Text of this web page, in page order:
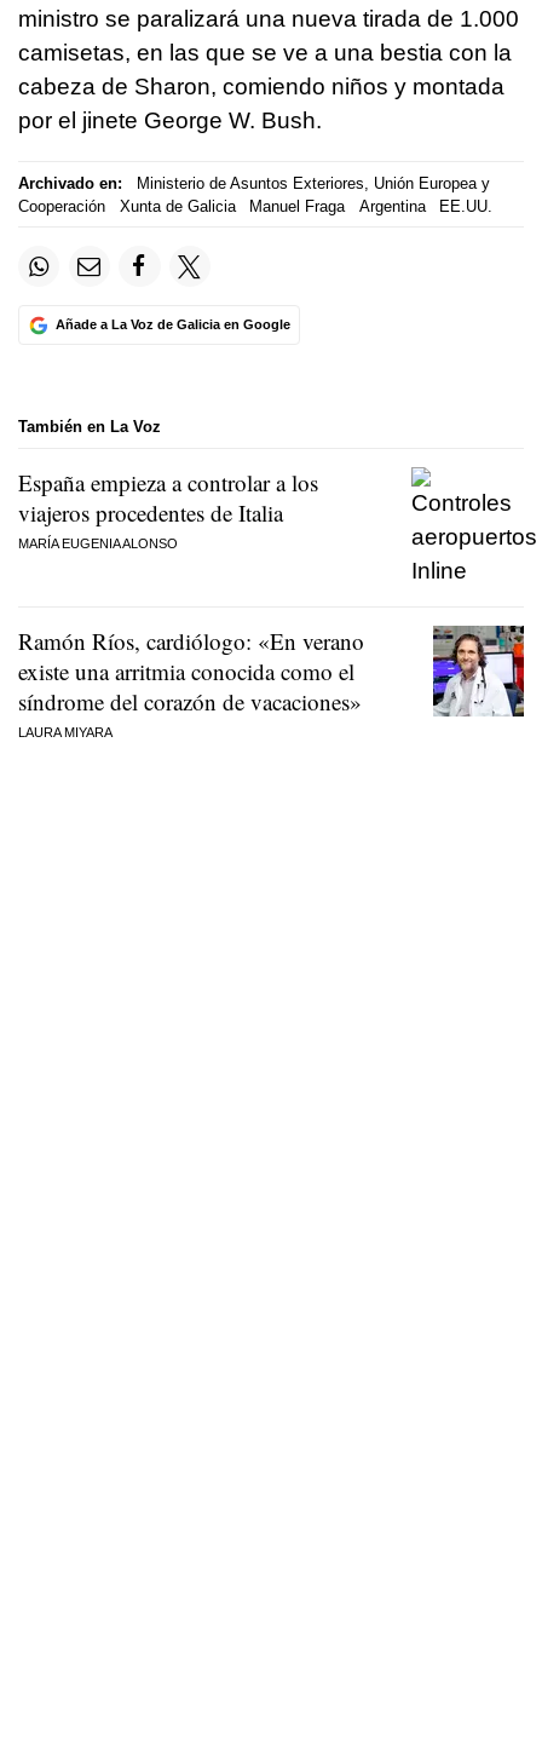
ministro se paralizará una nueva tirada de 1.000
camisetas, en las que se ve a una bestia con la
cabeza de Sharon, comiendo niños y montada
por el jinete George W. Bush.
Archivado en:
Ministerio de Asuntos Exteriores, Unión Europea y
Cooperación
Xunta de Galicia Manuel Fraga Argentina EE.UU.
Añade a La Voz de Galicia en Google
También en La Voz
España empieza a controlar a los
viajeros procedentes de Italia
MARÍA EUGENIA ALONSO
Ramón Ríos, cardiólogo: «En verano
existe una arritmia conocida como el
síndrome del corazón de vacaciones»
LAURA MIYARA